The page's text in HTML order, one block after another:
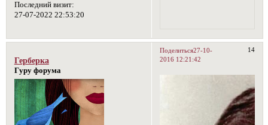
Последний визит:
27-07-2022 22:53:20
Поделиться 14
27-10-
2016 12:21:42
Герберка
Гуру форума